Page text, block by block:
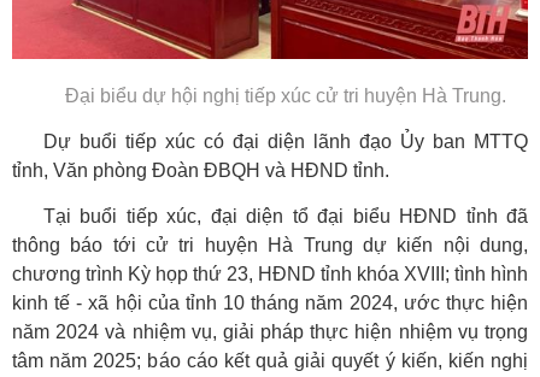
Đại biểu dự hội nghị tiếp xúc cử tri huyện Hà Trung.
Dự buổi tiếp xúc có đại diện lãnh đạo Ủy ban MTTQ
tỉnh, Văn phòng Đoàn ĐBQH và HĐND tỉnh.
Tại buổi tiếp xúc, đại diện tổ đại biểu HĐND tỉnh đã
thông báo tới cử tri huyện Hà Trung dự kiến nội dung,
chương trình Kỳ họp thứ 23, HĐND tỉnh khóa XVIII; tình hình
kinh tế - xã hội của tỉnh 10 tháng năm 2024, ước thực hiện
năm 2024 và nhiệm vụ, giải pháp thực hiện nhiệm vụ trọng
tâm năm 2025; báo cáo kết quả giải quyết ý kiến, kiến nghị